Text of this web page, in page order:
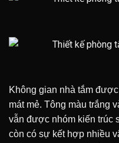
Không gian nhà tắm
mát mẻ. Tông màu trắng
vẫn được nhóm kiến trúc
còn có sự kết hợp nhiều